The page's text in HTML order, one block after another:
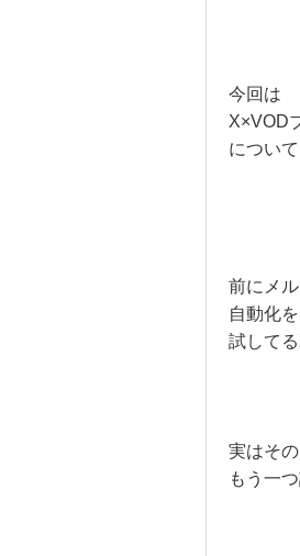
今回は
X×VOD
につい
前にメ
自動化
試して
実はそ
もう一